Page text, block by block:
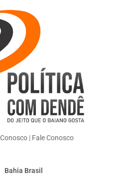
| Fale Conosco
Bahia Brasil